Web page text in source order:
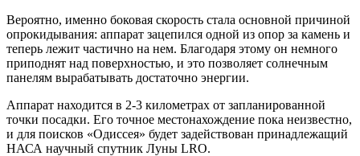
Вероятно, именно боковая скорость стала основной причиной
опрокидывания: аппарат зацепился одной из опор за камень и
теперь лежит частично на нем. Благодаря этому он немного
приподнят над поверхностью, и это позволяет солнечным
панелям вырабатывать достаточно энергии.
Аппарат находится в 2-3 километрах от запланированной
точки посадки. Его точное местонахождение пока неизвестно,
и для поисков «Одиссея» будет задействован принадлежащий
НАСА научный спутник Луны LRO.